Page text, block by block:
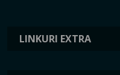
LINKURI EXTRA